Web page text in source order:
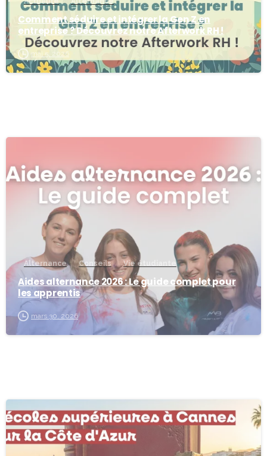
Comment séduire et intégrer la Gen Z en
entreprise ? Découvrez notre Afterwork RH !
mai 5, 2026
Alternance Conseils Vie étudiante
Aides alternance 2026 : Le guide complet pour
les apprentis
mars 30, 2026